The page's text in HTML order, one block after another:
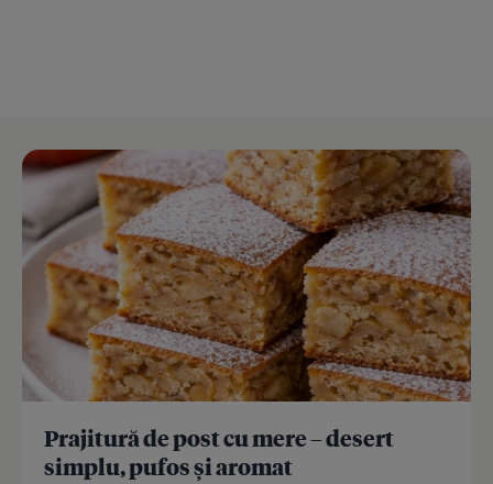
Prajitură de post cu mere – desert
simplu, pufos și aromat